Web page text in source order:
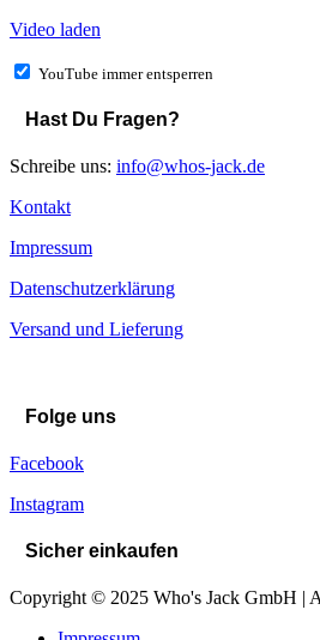
Video laden
YouTube immer entsperren
Hast Du Fragen?
Schreibe uns: info@whos-jack.de
Kontakt
Impressum
Datenschutzerklärung
Versand und Lieferung
Folge uns
Facebook
Instagram
Sicher einkaufen
Copyright © 2025 Who's Jack GmbH |